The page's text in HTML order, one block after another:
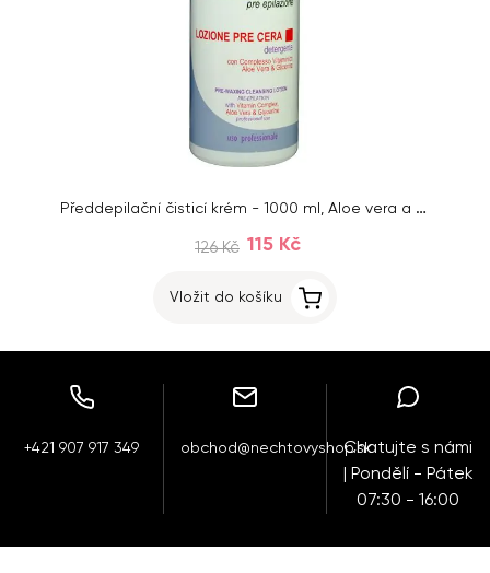
Předdepilační čisticí krém - 1000 ml, Aloe vera a vitamíny
126 Kč 115 Kč
Vložit do košíku
+421 907 917 349 obchod@nechtovyshop.skChatujte s námi
| Pondělí - Pátek
07:30 - 16:00